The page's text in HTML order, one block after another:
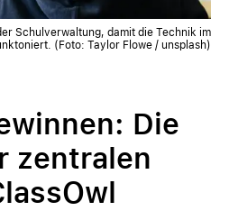
Schulverwaltung, damit die Technik im
(Foto: Taylor Flowe / unsplash)
Die
zentralen